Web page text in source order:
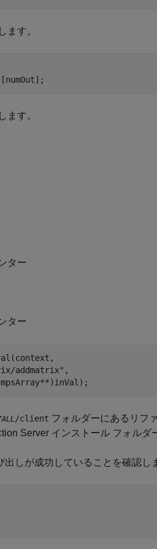
ます。
ます。
ター
ター
addmatrix",
/client フォルダーにあるリフ
Server インストール フォルダ
しが成功していることを確認し